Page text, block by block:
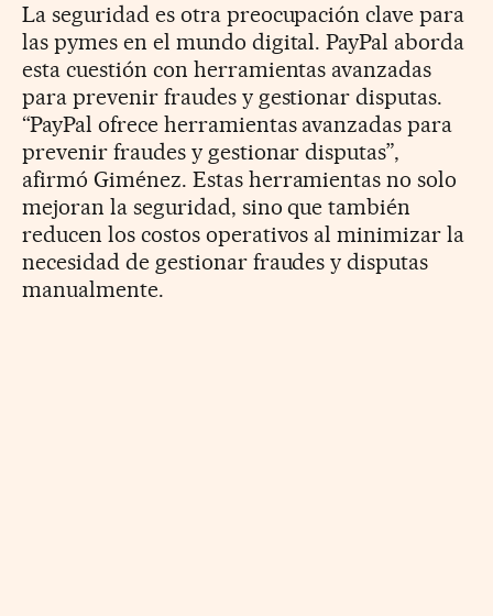
La seguridad es otra preocupación clave para
las pymes en el mundo digital. PayPal aborda
esta cuestión con herramientas avanzadas
para prevenir fraudes y gestionar disputas.
“PayPal ofrece herramientas avanzadas para
prevenir fraudes y gestionar disputas”,
afirmó Giménez. Estas herramientas no solo
mejoran la seguridad, sino que también
reducen los costos operativos al minimizar la
necesidad de gestionar fraudes y disputas
manualmente.